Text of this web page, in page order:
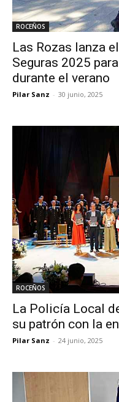
ROCEÑOS
Las Rozas lanza
Seguras 2025
durante el verano
Pilar Sanz - 30 junio, 2025
ROCEÑOS
La Policía Local
su patrón con la
Pilar Sanz - 24 junio, 2025